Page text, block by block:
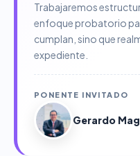
Trabajaremos
enfoque probatorio
cumplan, sino que
expediente.
PONENTE INVITADO
Gerardo